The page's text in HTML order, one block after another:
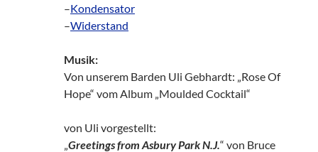
–Kondensator
–Widerstand
Musik:
Von unserem Barden Uli Gebhardt: „Rose Of
Hope“ vom Album „Moulded Cocktail“
von Uli vorgestellt:
„Greetings from Asbury Park N.J.“ von Bruce